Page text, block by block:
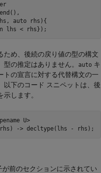
auto rhs){
ため、後続の戻り値の型の構文
の推定はありません。
auto キ
トの宣言に対する代替構文の一
以下のコード スニペットは、後
します。
U>
が前のセクションに示されてい